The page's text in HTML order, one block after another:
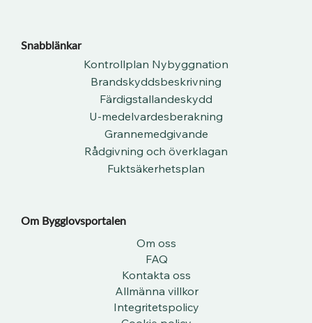
Om Bygglovsportalen​
Om oss
FAQ
Kontakta oss
Allmänna villkor
Integritetspolicy
Snabblänkar
Kontrollplan Nybyggnation
Brandskyddsbeskrivning
Färdigstallandeskydd
U-medelvardesberakning
Grannemedgivande
Rådgivning och överklagan
Fuktsäkerhetsplan